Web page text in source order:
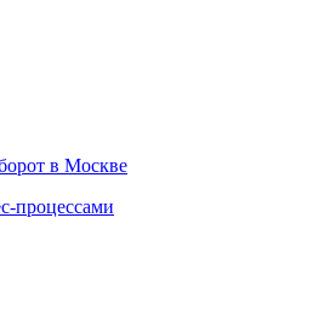
в Москве
процессами